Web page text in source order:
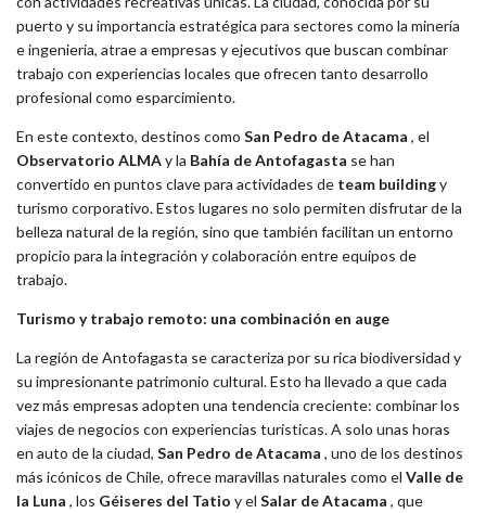
puerto y su importancia estratégica para sectores como la minería
e ingeniería, atrae a empresas y ejecutivos que buscan combinar
trabajo con experiencias locales que ofrecen tanto desarrollo
profesional como esparcimiento.
En este contexto, destinos como San Pedro de Atacama , el
Observatorio ALMAy la Bahía de Antofagasta se han
convertido en puntos clave para actividades de team buildingy
turismo corporativo. Estos lugares no solo permiten disfrutar de la
belleza natural de la región, sino que también facilitan un entorno
propicio para la integración y colaboración entre equipos de
trabajo.
Turismo y trabajo remoto: una combinación en auge
La región de Antofagasta se caracteriza por su rica biodiversidad y
su impresionante patrimonio cultural. Esto ha llevado a que cada
vez más empresas adopten una tendencia creciente: combinar los
viajes de negocios con experiencias turísticas. A solo unas horas
en auto de la ciudad, San Pedro de Atacama , uno de los destinos
más icónicos de Chile, ofrece maravillas naturales como el Valle de
la Luna , los Géiseres del Tatio y el Salar de Atacama , que